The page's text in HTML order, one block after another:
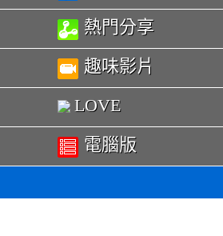
熱門分享
趣味影片
LOVE
電腦版